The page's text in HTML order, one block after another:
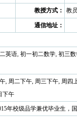
教授方式： 教
通信地址：
英语, 初一初二数学, 初三
, 周二下午, 周三下午, 周
下午
年校级品学兼优毕业生，